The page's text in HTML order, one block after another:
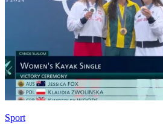
Sport